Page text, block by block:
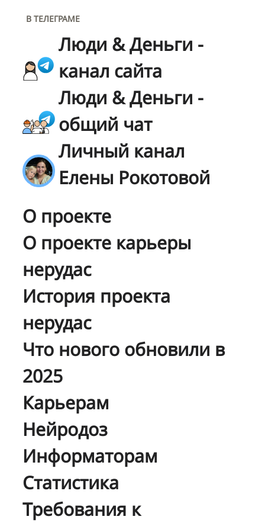
В ТЕЛЕГРАМЕ
Люди & Деньги -
канал сайта
Люди & Деньги -
общий чат
Личный канал
Елены Рокотовой
О проекте
О проекте карьеры
нерудас
История проекта
нерудас
Что нового обновили в
2025
Карьерам
Нейродоз
Информаторам
Статистика
Требования к